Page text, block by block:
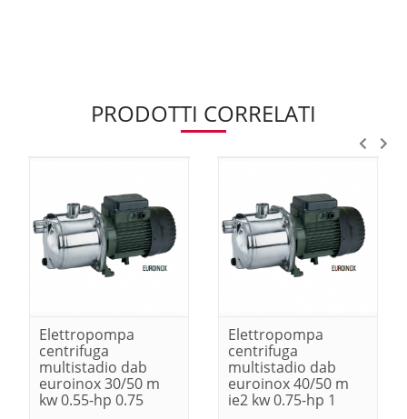
PRODOTTI CORRELATI
Elettropompa
centrifuga
multistadio dab
euroinox 30/50 m
kw 0.55-hp 0.75
Elettropompa
centrifuga
multistadio dab
euroinox 40/50 m
ie2 kw 0.75-hp 1